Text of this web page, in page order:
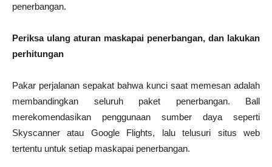
penerbangan.
Periksa ulang aturan maskapai penerbangan, dan lakukan
perhitungan
Pakar perjalanan sepakat bahwa kunci saat memesan adalah
membandingkan seluruh paket penerbangan. Ball
merekomendasikan penggunaan sumber daya seperti
Skyscanner atau Google Flights, lalu telusuri situs web
tertentu untuk setiap maskapai penerbangan.